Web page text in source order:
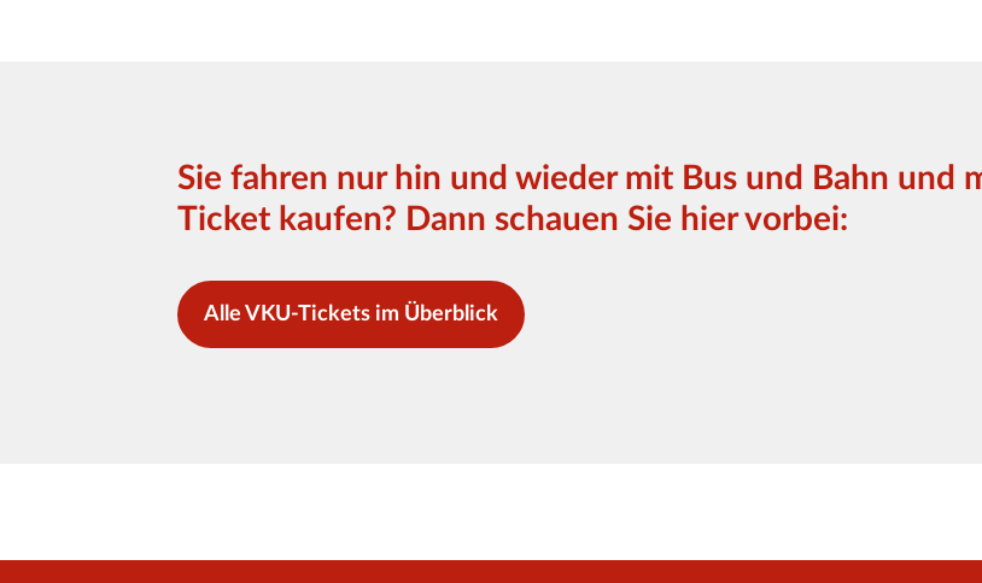
Sie fahren nur hin und wieder mit Bus und Bahn und
Ticket kaufen? Dann schauen Sie hier vorbei:
Alle VKU-Tickets im Überblick